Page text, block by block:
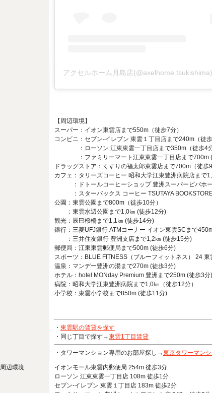
【周辺環境】
スーパー：イオン東雲店まで550m（徒歩7分）
コンビニ：セブン-イレブン 東雲１丁目店まで240m（徒歩
：ローソン 江東東雲一丁目店まで350m（徒歩4
：ファミリーマート江東東雲一丁目店まで700m (
ドラッグストア：くすりの福太郎東雲店まで700m（徒歩9
カフェ：タリーズコーヒー 昭和大学江東豊洲病院店まで
：ドトールコーヒーショップ 豊洲スーパービバホー
：スターバックス コーヒー TSUTAYA
公園：東雲公園まで800m（徒歩10分）
：東雲水辺公園まで1,0㎞ (徒歩12分)
観光：辰巳桜橋まで1,1㎞ (徒歩14分)
銀行：三菱UFJ銀行 ATMコーナー イオン東雲SCまで
：三井住友銀行 豊洲支店まで1,2㎞ (徒歩15分)
郵便局：江東東雲郵便局まで500m (徒歩6分)
スポーツ：BLUE FITNESS（ブルーフィットネス） 24
温泉：マンデー豊洲の湯まで270m (徒歩3分)
ホテル：hotel MONday Premium 豊洲まで250m (徒歩3分)
病院：昭和大学江東豊洲病院まで1,0㎞（徒歩12分）
小学校：東雲小学校まで850m (徒歩11分)
・ 東雲駅の賃貸を探す
・同じ丁目で探す→東雲1丁目賃貸
・タワーマンション専用のお部屋探し→東京タワーマン
周辺環境
イオンモール東雲内郵便局 254m 徒歩3分
ローソン 江東東雲一丁目店 108m 徒歩1分
セブン-イレブン 東雲１丁目店 183m 徒歩2分